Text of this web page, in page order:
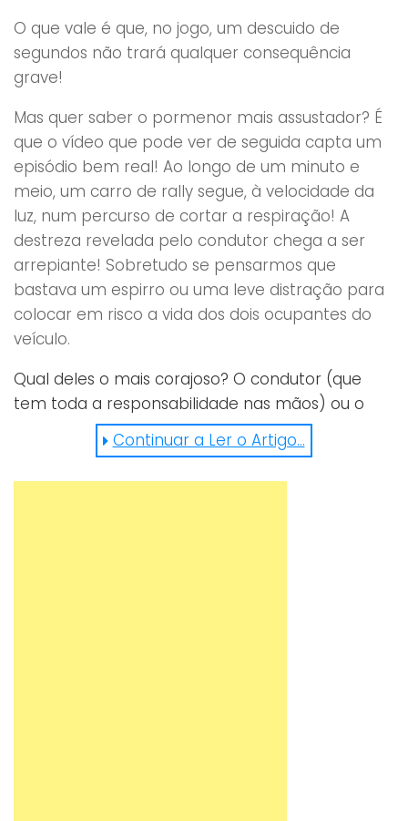
O que vale é que, no jogo, um descuido de
segundos não trará qualquer consequência
grave!
Mas quer saber o pormenor mais assustador? É
que o vídeo que pode ver de seguida capta um
episódio bem real! Ao longo de um minuto e
meio, um carro de rally segue, à velocidade da
luz, num percurso de cortar a respiração! A
destreza revelada pelo condutor chega a ser
arrepiante! Sobretudo se pensarmos que
bastava um espirro ou uma leve distração para
colocar em risco a vida dos dois ocupantes do
veículo.
Qual deles o mais corajoso? O condutor (que
tem toda a responsabilidade nas mãos) ou o
passageiro que segue ao seu lado (a viver esta
aventura)? É ver para crer!
Continuar a Ler o Artigo...